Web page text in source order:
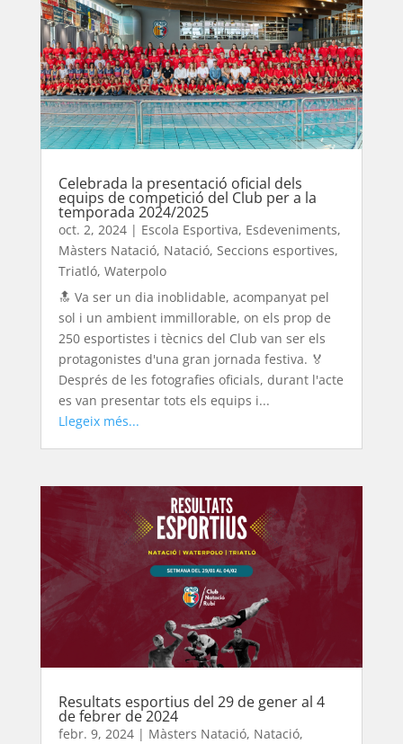
Celebrada la presentació oficial dels
equips de competició del Club per a la
temporada 2024/2025
oct. 2, 2024| Escola Esportiva, Esdeveniments,
Màsters Natació, Natació, Seccions esportives,
Triatló, Waterpolo
🔝 Va ser un dia inoblidable, acompanyat pel
sol i un ambient immillorable, on els prop de
250 esportistes i tècnics del Club van ser els
protagonistes d'una gran jornada festiva. 🏅
Després de les fotografies oficials, durant l'acte
es van presentar tots els equips i...
Llegeix més...
Resultats esportius del 29 de gener al 4
de febrer de 2024
febr. 9, 2024| Màsters Natació, Natació,